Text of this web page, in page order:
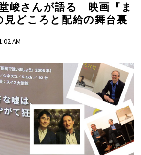
峻さんが語る 映画『ま
見どころと配給の舞台裏
AM